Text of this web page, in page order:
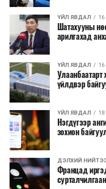
барих төслийг төр,
хэлбэрээр
Лаг хатаах, шатаах
байгууламжаас гардаг
аргаар боловсруулж,
зориулалттай. Лагийг
эзлэхүүн нь 90 хүртэл
болон бусад өвчин
боломжтой.
Түүнчлэн шаталтын
болон дулааны эрчим
болдог. Зарим
үлдэх үнснээс фосфор
авах боломжтой аж.
ҮЙЛ ЯВДАЛ
Шатахууны
арилгахад
ҮЙЛ ЯВДАЛ
Улаанбаатарт
үйлдвэр
ҮЙЛ ЯВДАЛ
Нэгдүгээр
зохион
ДЭЛХИЙ
Францад